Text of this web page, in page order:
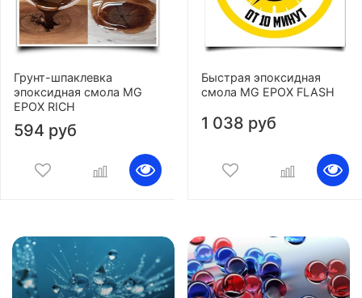
Грунт-шпаклевка
эпоксидная смола MG
EPOX RICH
594 руб
Быстрая эпоксидная
смола MG EPOX FLASH
1 038 руб